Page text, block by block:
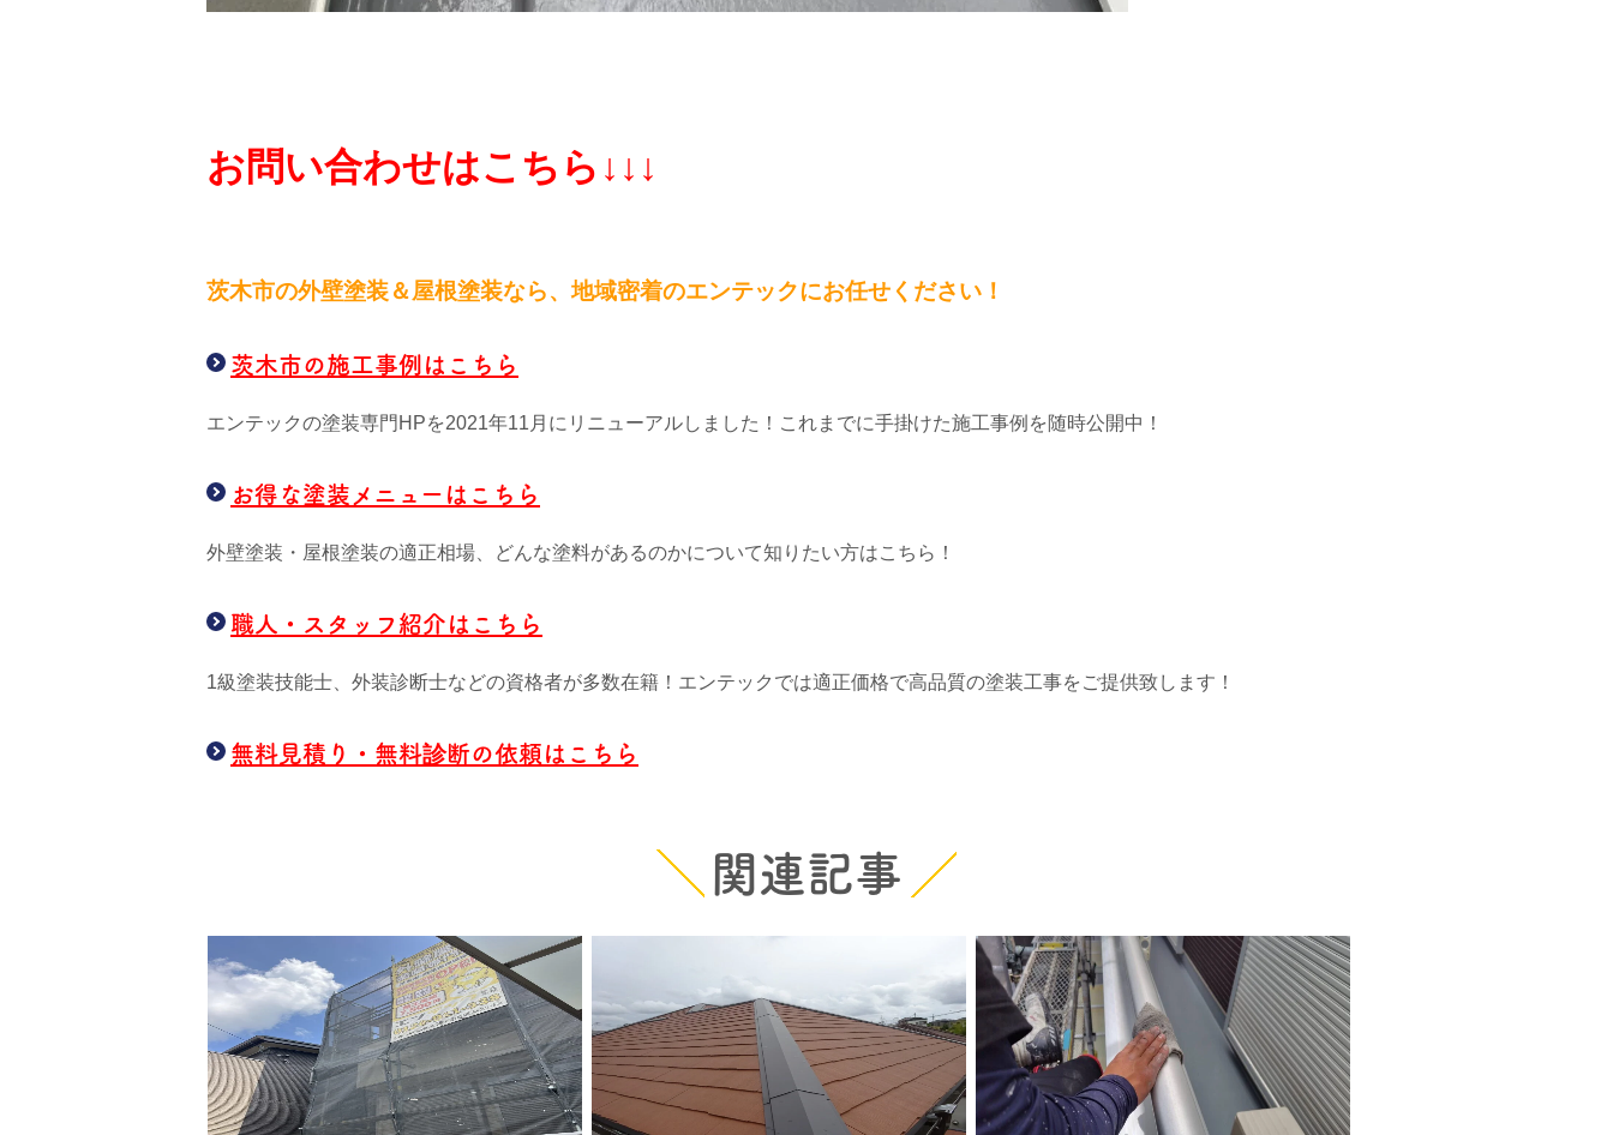
お問い合わせはこちら↓↓↓
茨木市の外壁塗装＆屋根塗装なら、地域密着のエンテックにお任せください！
茨木市の施工事例はこちら
エンテックの塗装専門HPを2021年11月にリニューアルしました！これまでに手掛けた施工事例を随時公開中！
お得な塗装メニューはこちら
外壁塗装・屋根塗装の適正相場、どんな塗料があるのかについて知りたい方はこちら！
職人・スタッフ紹介はこちら
1級塗装技能士、外装診断士などの資格者が多数在籍！エンテックでは適正価格で高品質の塗装工事をご提供致します！
無料見積り・無料診断の依頼はこちら
関連記事